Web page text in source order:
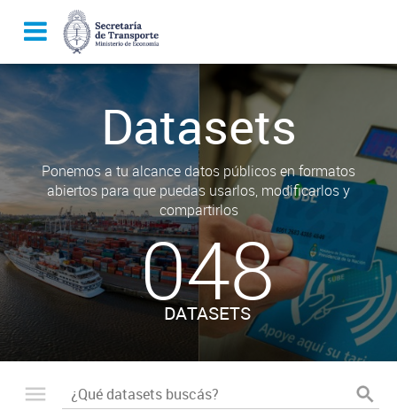
Datasets
Ponemos a tu alcance datos públicos en formatos
abiertos para que puedas usarlos, modificarlos y
compartirlos
048
DATASETS